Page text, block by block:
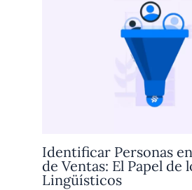
Identificar Personas
de Ventas: El Papel de
Lingüísticos